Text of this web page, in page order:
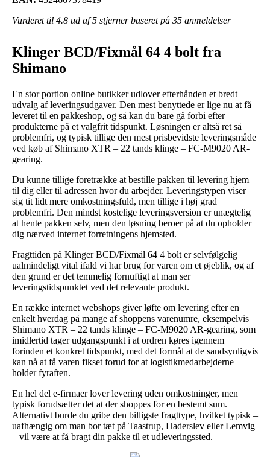
Vurderet til 4.8 ud af 5 stjerner baseret på 35 anmeldelser
Klinger BCD/Fixmål 64 4 bolt fra
Shimano
En stor portion online butikker udlover efterhånden et bredt
udvalg af leveringsudgaver. Den mest benyttede er lige nu at få
leveret til en pakkeshop, og så kan du bare gå forbi efter
produkterne på et valgfrit tidspunkt. Løsningen er altså ret så
problemfri, og typisk tillige den mest prisbevidste leveringsmåde
ved køb af Shimano XTR – 22 tands klinge – FC-M9020 AR-
gearing.
Du kunne tillige foretrække at bestille pakken til levering hjem
til dig eller til adressen hvor du arbejder. Leveringstypen viser
sig tit lidt mere omkostningsfuld, men tillige i høj grad
problemfri. Den mindst kostelige leveringsversion er unægtelig
at hente pakken selv, men den løsning beroer på at du opholder
dig nærved internet forretningens hjemsted.
Fragttiden på Klinger BCD/Fixmål 64 4 bolt er selvfølgelig
ualmindeligt vital ifald vi har brug for varen om et øjeblik, og af
den grund er det temmelig fornuftigt at man ser
leveringstidspunktet ved det relevante produkt.
En række internet webshops giver løfte om levering efter en
enkelt hverdag på mange af shoppens varenumre, eksempelvis
Shimano XTR – 22 tands klinge – FC-M9020 AR-gearing, som
imidlertid tager udgangspunkt i at ordren køres igennem
forinden et konkret tidspunkt, med det formål at de sandsynligvis
kan nå at få varen fikset forud for at logistikmedarbejderne
holder fyraften.
En hel del e-firmaer lover levering uden omkostninger, men
typisk forudsætter det at der shoppes for en bestemt sum.
Alternativt burde du gribe den billigste fragttype, hvilket typisk –
uafhængig om man bor tæt på Taastrup, Haderslev eller Lemvig
– vil være at få bragt din pakke til et udleveringssted.